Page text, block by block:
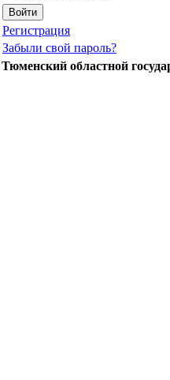
Регистрация
Забыли свой пароль?
Тюменский областной